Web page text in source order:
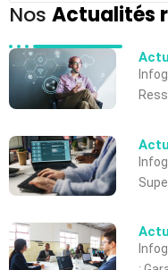
Nos Actualités